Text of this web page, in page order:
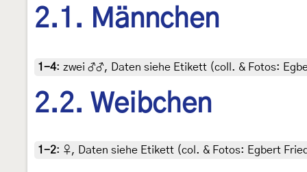
2.1. Männchen
1-4: zwei ♂♂, Daten siehe Etikett (coll. & Fotos:
2.2. Weibchen
1-2: ♀, Daten siehe Etikett (col. & Fotos: Egbert